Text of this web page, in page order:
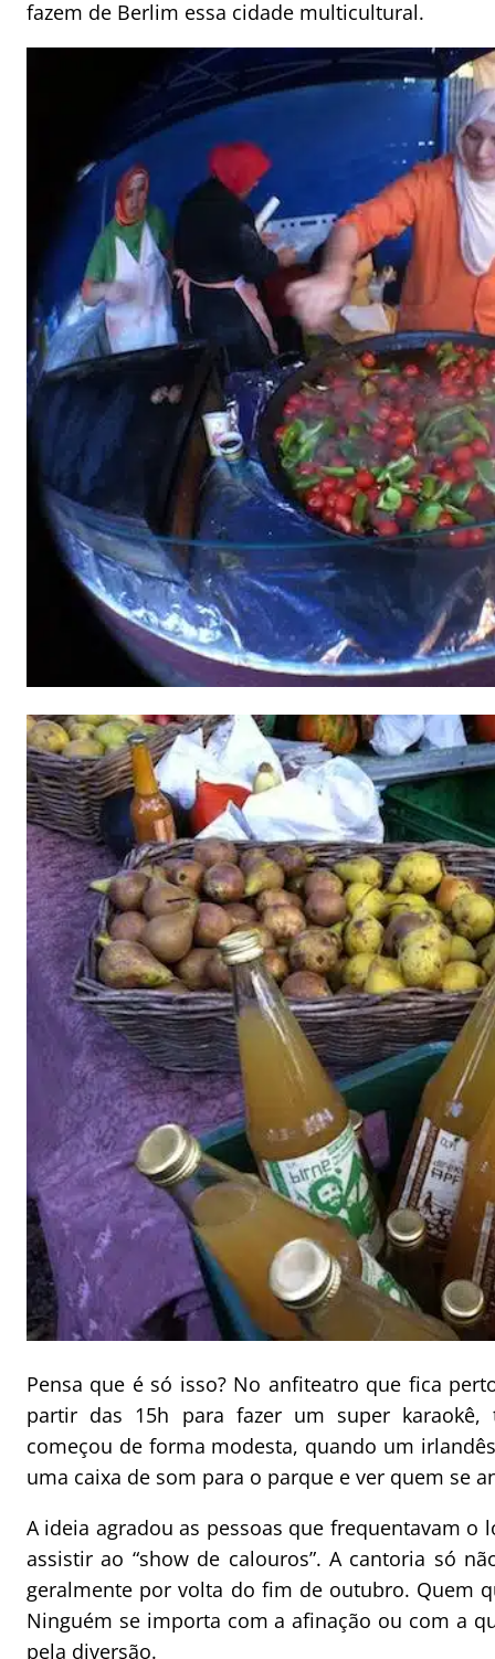
fazem de Berlim essa cidade multicultural.
Pensa que é só isso? No anfiteatro que fica
partir das 15h para fazer um super karaokê,
começou de forma modesta, quando um
uma caixa de som para o parque e ver quem se
A ideia agradou as pessoas que frequentavam
assistir ao “show de calouros”. A cantoria só
geralmente por volta do fim de outubro. Quem
Ninguém se importa com a afinação ou com a
pela diversão.